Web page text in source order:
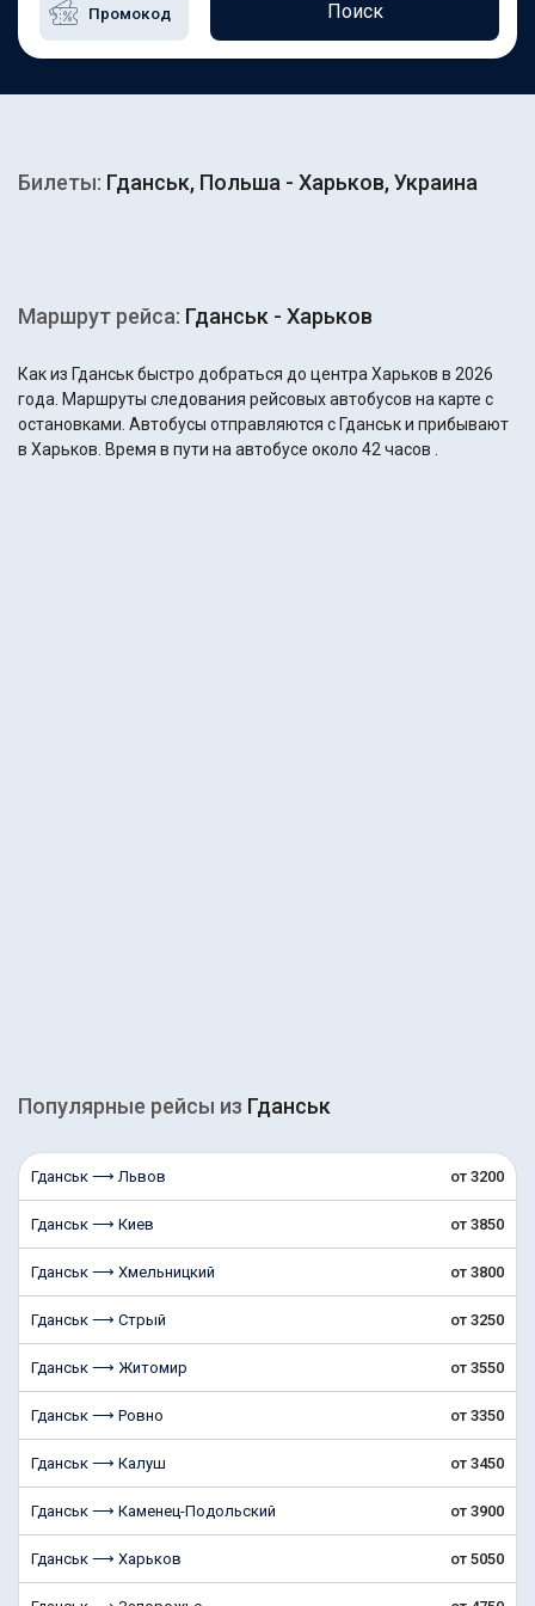
Поиск
Билеты: Гданськ, Польша - Харьков, Украина
Маршрут рейса: Гданськ - Харьков
Как из Гданськ быстро добраться до центра Харьков в 2026
года. Маршруты следования рейсовых автобусов на карте с
остановками. Автобусы отправляются с Гданськ и прибывают
в Харьков. Время в пути на автобусе около 42 часов .
Популярные рейсы из Гданськ
Гданськ ⟶ Львов от 3200
Гданськ ⟶ Киев от 3850
Гданськ ⟶ Хмельницкий от 3800
Гданськ ⟶ Стрый от 3250
Гданськ ⟶ Житомир от 3550
Гданськ ⟶ Ровно от 3350
Гданськ ⟶ Калуш от 3450
Гданськ ⟶ Каменец-Подольский от 3900
Гданськ ⟶ Харьков от 5050